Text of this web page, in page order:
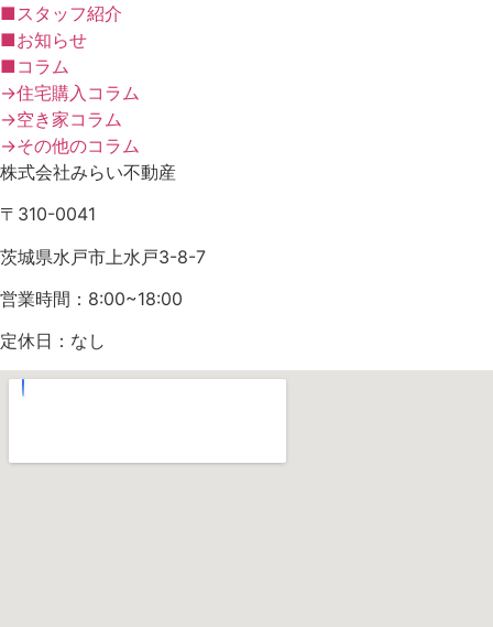
■スタッフ紹介
■お知らせ
■コラム
→住宅購入コラム
→空き家コラム
→その他のコラム
株式会社みらい不動産
〒310-0041
茨城県水戸市上水戸3-8-7
営業時間：8:00~18:00
定休日：なし